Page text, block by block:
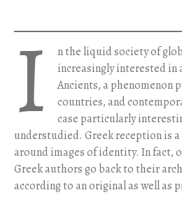
I
n the liquid society of
increasingly interested in
Ancients, a phenomenon
countries, and
case particularly
understudied. Greek reception is
around images of identity. In fact,
Greek authors go back to their
according to an original as well as